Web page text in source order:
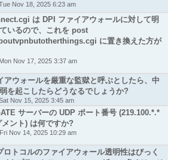
Nov 18, 2025 6:23 am
は DPI ファイアウォールに対して明
いるので、これを post
に置き換えた方が
Mon Nov 17, 2025 3:37 am
アウォールを厳重な監獄と呼ぶとしたら、中
を起こしたらどうなるでしょうか?
Nov 15, 2025 3:45 am
サーバーの UDP ポート番号 (219.100.*.*
ント) は何ですか?
Fri Nov 14, 2025 10:29 am
トコルのファイアウォール透明性はびっく